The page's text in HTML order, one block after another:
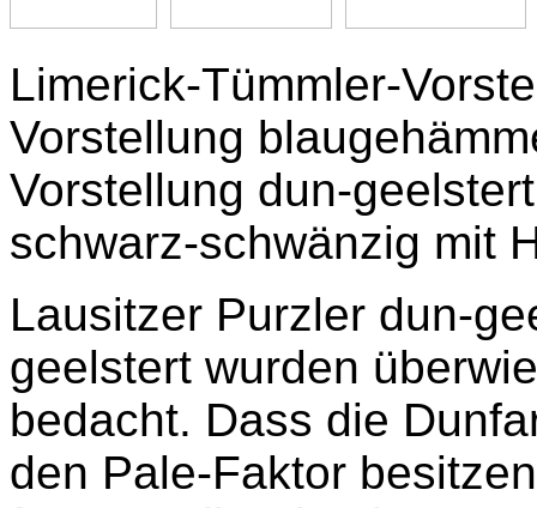
Limerick-Tümmler-
Vorstellung
Vorstellung dun-
schwarz-schwänzig mit
Lausitzer Purzler dun-
geelstert wurden
bedacht. Dass die
den Pale-Faktor